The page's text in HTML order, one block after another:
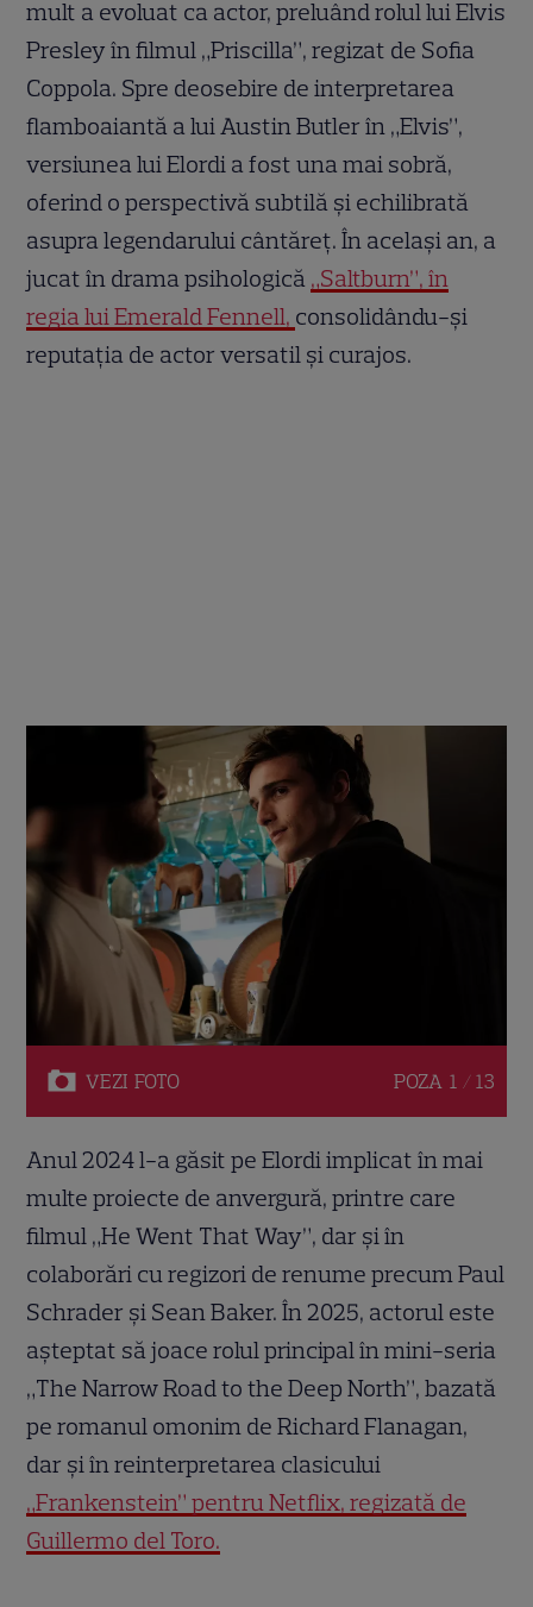
mult a evoluat ca actor, preluând rolul lui Elvis
Presley în filmul „Priscilla”, regizat de Sofia
Coppola. Spre deosebire de interpretarea
flamboaiantă a lui Austin Butler în „Elvis”,
versiunea lui Elordi a fost una mai sobră,
oferind o perspectivă subtilă și echilibrată
asupra legendarului cântăreț. În același an, a
jucat în drama psihologică „Saltburn”, în
regia lui Emerald Fennell, consolidându-și
reputația de actor versatil și curajos.
VEZI FOTO POZA 1 / 13
Anul 2024 l-a găsit pe Elordi implicat în mai
multe proiecte de anvergură, printre care
filmul „He Went That Way”, dar și în
colaborări cu regizori de renume precum Paul
Schrader și Sean Baker. În 2025, actorul este
așteptat să joace rolul principal în mini-seria
„The Narrow Road to the Deep North”, bazată
pe romanul omonim de Richard Flanagan,
dar și în reinterpretarea clasicului
„Frankenstein” pentru Netflix, regizată de
Guillermo del Toro.